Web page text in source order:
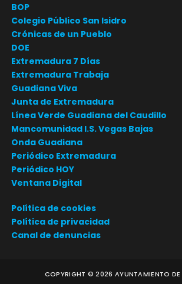
BOP
Colegio Público San Isidro
Crónicas de un Pueblo
DOE
Extremadura 7 Días
Extremadura Trabaja
Guadiana Viva
Junta de Extremadura
Línea Verde Guadiana del Caudillo
Mancomunidad I.S. Vegas Bajas
Onda Guadiana
Periódico Extremadura
Periódico HOY
Ventana Digital
Política de cookies
Política de privacidad
Canal de denuncias
COPYRIGHT ©2026 AYUNTAMIENTO